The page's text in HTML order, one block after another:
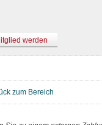
werden
zum Bereich